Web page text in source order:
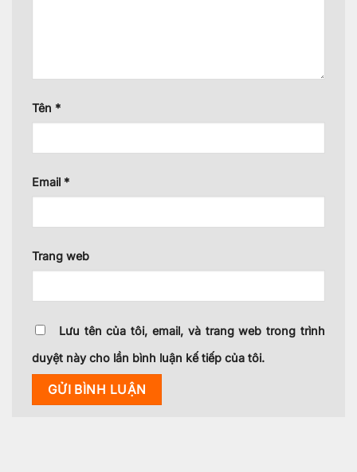
Tên *
Email *
Trang web
Lưu tên của tôi, email, và trang web trong trình
duyệt này cho lần bình luận kế tiếp của tôi.